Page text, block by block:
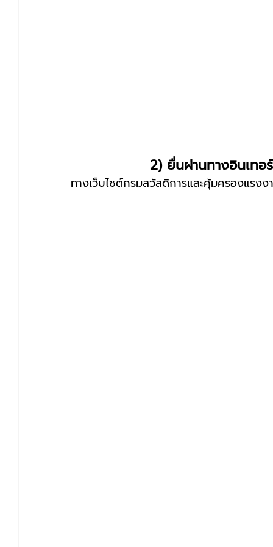
2) ยื่นผ่านทางอินเทอ
ทางเว็บไซต์กรมสวัสดิการและคุ้มครองแรง